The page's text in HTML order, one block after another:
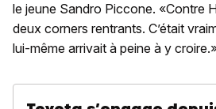
le jeune Sandro Piccone. «Contre
deux corners rentrants. C’était
lui-même arrivait à peine à y